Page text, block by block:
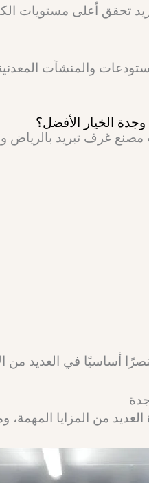
تحقق أعلى مستويات
والمنشآت
الخيار الأفضل؟
غرف تبريد بالرياض
أساسيًا في العديد من
من المزايا المهمة،